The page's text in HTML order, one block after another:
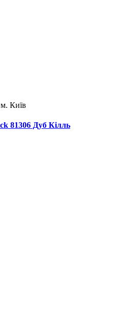
м. Київ
81306 Дуб Кілль